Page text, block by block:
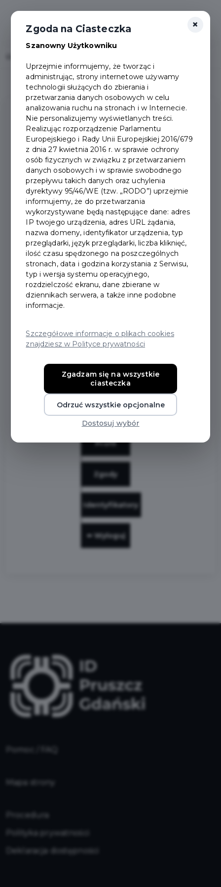
Strona/Serwis Home
Instrukcja
Katalog podmiotów
uprawnionych
Pomoc Konto
Okaziciel
Standardowy
Załóż konto
👤 Mój Panel
Profil
Zgody
Identyfikatory
⬅️ Wyloguj
Mapa strony
Procedura
Polityka prywatności
Deklaracja dostępności
×
Zgoda na Ciasteczka
Szanowny Użytkowniku
Uprzejmie informujemy, że tworząc i
administrując, strony internetowe używamy
technologii służących do zbierania i
przetwarzania danych osobowych w celu
analizowania ruchu na stronach i w Internecie.
Nie personalizujemy wyświetlanych treści.
Realizując rozporządzenie Parlamentu
Europejskiego i Rady Unii Europejskiej 2016/679
z dnia 27 kwietnia 2016 r. w sprawie ochrony
osób fizycznych w związku z przetwarzaniem
danych osobowych i w sprawie swobodnego
przepływu takich danych oraz uchylenia
dyrektywy 95/46/WE (tzw. „RODO”) uprzejmie
informujemy, że do przetwarzania
wykorzystywane będą następujące dane: adres
IP twojego urządzenia, adres URL żądania,
nazwa domeny, identyfikator urządzenia, typ
przeglądarki, język przeglądarki, liczba kliknięć,
ilość czasu spędzonego na poszczególnych
stronach, data i godzina korzystania z Serwisu,
typ i wersja systemu operacyjnego,
rozdzielczość ekranu, dane zbierane w
dziennikach serwera, a także inne podobne
informacje.
Szczegółowe informacje o plikach cookies
znajdziesz w Polityce prywatności
Zgadzam się na wszystkie
ciasteczka
Odrzuć wszystkie opcjonalne
Dostosuj wybór